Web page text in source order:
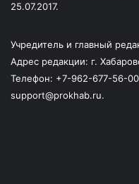
25.07.2017.
Учредитель и главный
Адрес редакции: г.
Телефон: +7-962-677-56-
support@prokhab.ru.